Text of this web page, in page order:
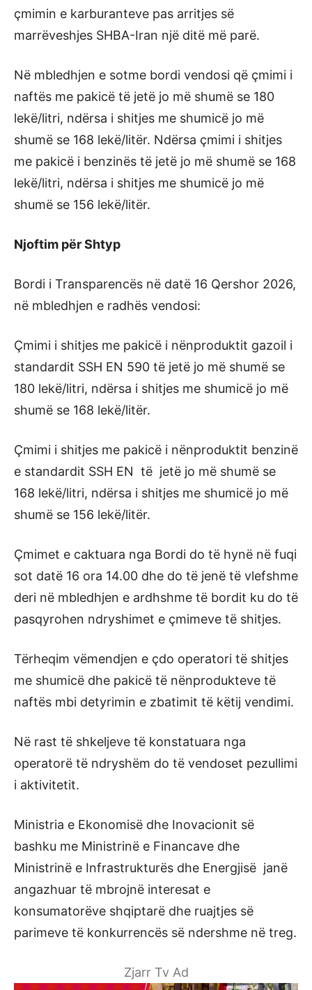
çmimin e karburanteve pas arritjes së
marrëveshjes SHBA-Iran një ditë më parë.
Në mbledhjen e sotme bordi vendosi që çmimi i
naftës me pakicë të jetë jo më shumë se 180
lekë/litri, ndërsa i shitjes me shumicë jo më
shumë se 168 lekë/litër. Ndërsa çmimi i shitjes
me pakicë i benzinës të jetë jo më shumë se 168
lekë/litri, ndërsa i shitjes me shumicë jo më
shumë se 156 lekë/litër.
Njoftim për Shtyp
Bordi i Transparencës në datë 16 Qershor 2026,
në mbledhjen e radhës vendosi:
Çmimi i shitjes me pakicë i nënproduktit gazoil i
standardit SSH EN 590 të jetë jo më shumë se
180 lekë/litri, ndërsa i shitjes me shumicë jo më
shumë se 168 lekë/litër.
Çmimi i shitjes me pakicë i nënproduktit benzinë
e standardit SSH EN të jetë jo më shumë se
168 lekë/litri, ndërsa i shitjes me shumicë jo më
shumë se 156 lekë/litër.
Çmimet e caktuara nga Bordi do të hynë në fuqi
sot datë 16 ora 14.00 dhe do të jenë të vlefshme
deri në mbledhjen e ardhshme të bordit ku do të
pasqyrohen ndryshimet e çmimeve të shitjes.
Tërheqim vëmendjen e çdo operatori të shitjes
me shumicë dhe pakicë të nënprodukteve të
naftës mbi detyrimin e zbatimit të këtij vendimi.
Në rast të shkeljeve të konstatuara nga
operatorë të ndryshëm do të vendoset pezullimi
i aktivitetit.
Ministria e Ekonomisë dhe Inovacionit së
bashku me Ministrinë e Financave dhe
Ministrinë e Infrastrukturës dhe Energjisë janë
angazhuar të mbrojnë interesat e
konsumatorëve shqiptarë dhe ruajtjes së
parimeve të konkurrencës së ndershme në treg.
Zjarr Tv Ad